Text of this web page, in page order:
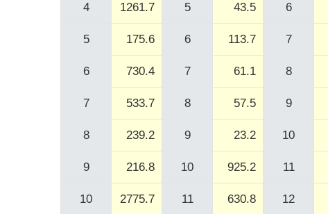
4 1261.7 5 43.5 6
5 175.6 6 113.7 7
6 730.4 7 61.1 8
7 533.7 8 57.5 9
8 239.2 9 23.2 10
9 216.8 10 925.2 11
10 2775.7 11 630.8 12